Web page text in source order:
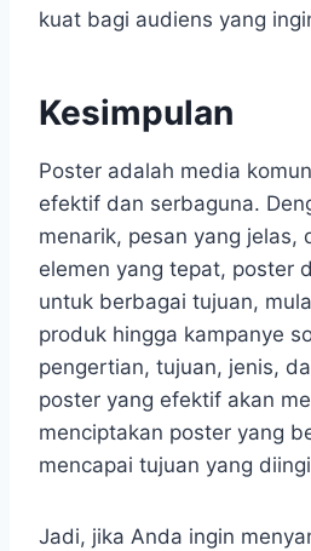
kuat bagi audiens yang
Kesimpulan
Poster adalah media
efektif dan serbaguna.
menarik, pesan yang jelas,
elemen yang tepat, poster
untuk berbagai tujuan,
produk hingga kampanye
pengertian, tujuan, jenis,
poster yang efektif akan
menciptakan poster yang
mencapai tujuan yang
Jadi, jika Anda ingin